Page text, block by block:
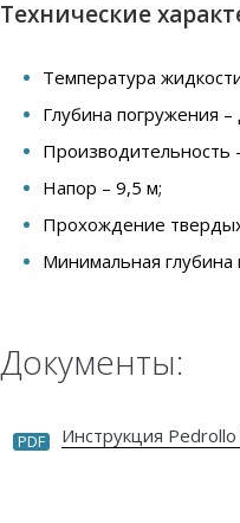
Технические
Температура
Глубина погружения –
Производительность
Напор – 9,5 м;
Прохождение
Минимальная
Документы:
PDF Инструкция